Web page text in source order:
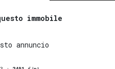
immobile
annuncio